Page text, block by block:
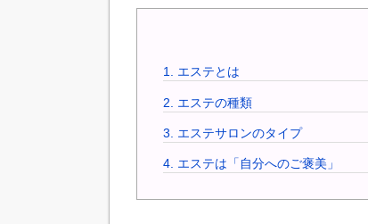
1. エステとは
2. エステの種類
3. エステサロンのタイプ
4. エステは「自分へのご褒美」